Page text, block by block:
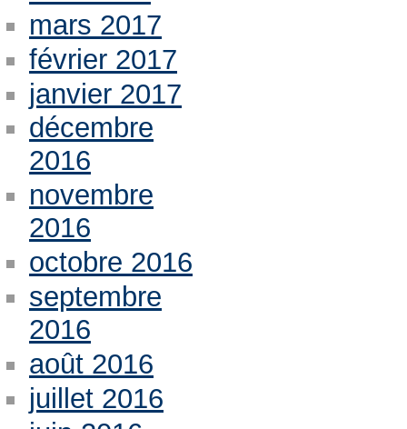
mars 2017
février 2017
janvier 2017
décembre
2016
novembre
2016
octobre 2016
septembre
2016
août 2016
juillet 2016